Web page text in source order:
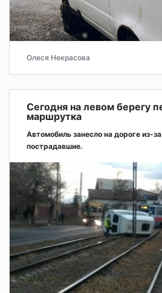
Олеся Некрасова
Сегодня на левом берегу
маршрутка
Автомобиль занесло на дороге из-
пострадавшие.